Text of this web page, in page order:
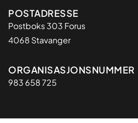
Adresse
POSTADRESSE
Postboks 303 Forus
4068 Stavanger
Organisasjon
ORGANISASJONSNUMMER
983 658 725